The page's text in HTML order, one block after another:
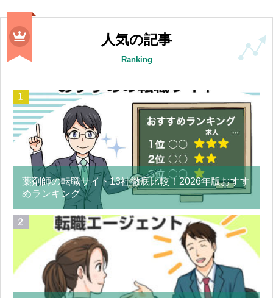
人気の記事
Ranking
薬剤師の転職サイト13社徹底比較！2026年版おすす
めランキング